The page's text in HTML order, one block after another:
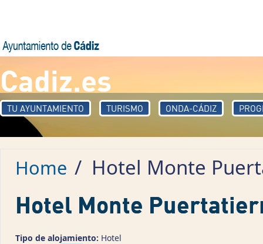
Cadiz.es
TU AYUNTAMIENTO TURISMO ONDA-CÁDIZ
Home / Hotel Monte
Hotel Monte
Tipo de alojamiento: Hotel